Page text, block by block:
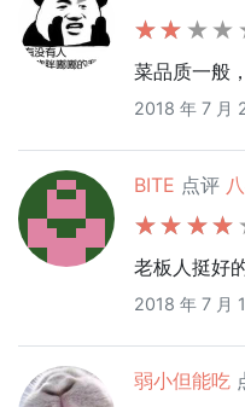
菜品质一般
2018 年 7 月
BITE 点评
老板人挺好
2018 年 7 月
弱小但能吃